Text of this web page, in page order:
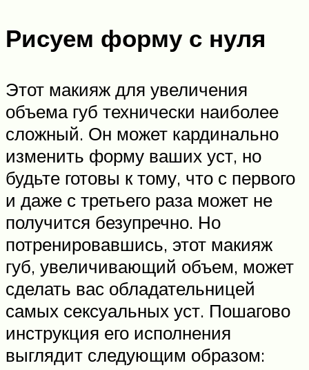
Рисуем форму с нуля
Этот макияж для увеличения
объема губ технически наиболее
сложный. Он может кардинально
изменить форму ваших уст, но
будьте готовы к тому, что с первого
и даже с третьего раза может не
получится безупречно. Но
потренировавшись, этот макияж
губ, увеличивающий объем, может
сделать вас обладательницей
самых сексуальных уст. Пошагово
инструкция его исполнения
выглядит следующим образом: